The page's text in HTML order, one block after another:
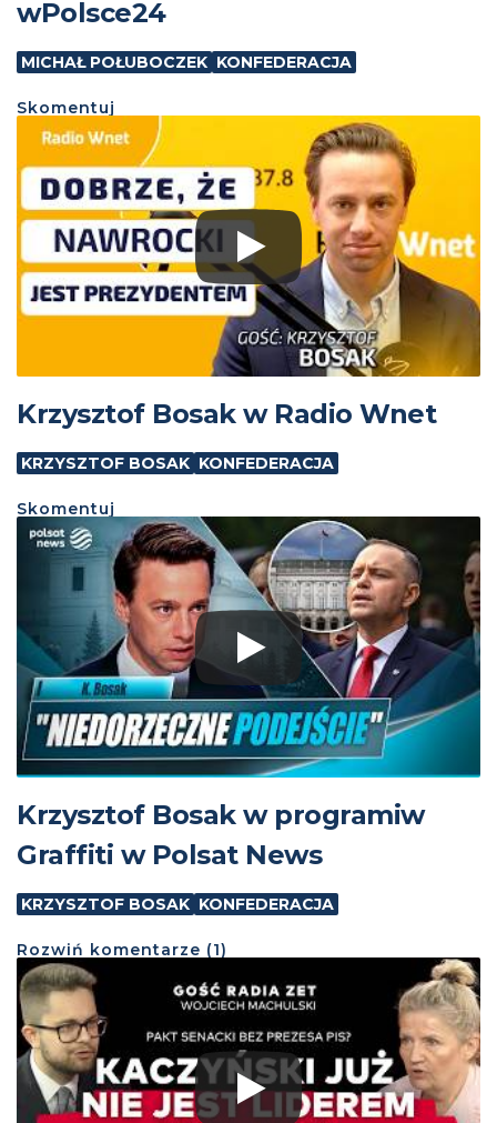
wPolsce24
MICHAŁ POŁUBOCZEK KONFEDERACJA
Skomentuj
Krzysztof Bosak w Radio Wnet
KRZYSZTOF BOSAK KONFEDERACJA
Skomentuj
Krzysztof Bosak w programiw
Graffiti w Polsat News
KRZYSZTOF BOSAK KONFEDERACJA
Rozwiń komentarze (1)